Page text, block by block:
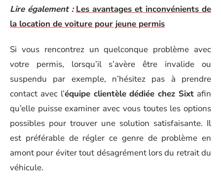
Lire également : Les avantages et inconvénients de
la location de voiture pour jeune permis
Si vous rencontrez un quelconque problème avec
votre permis, lorsqu’il s’avère être invalide ou
suspendu par exemple, n’hésitez pas à prendre
contact avec l’équipe clientèle dédiée chez Sixt afin
qu’elle puisse examiner avec vous toutes les options
possibles pour trouver une solution satisfaisante. Il
est préférable de régler ce genre de problème en
amont pour éviter tout désagrément lors du retrait du
véhicule.